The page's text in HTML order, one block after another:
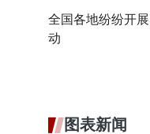
全国各地纷纷开
动
图表新闻